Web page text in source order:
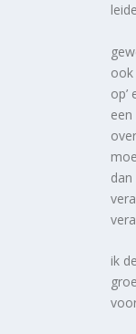
ook
op’
ik